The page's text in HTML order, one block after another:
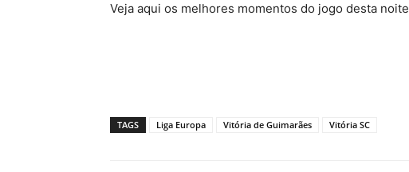
Veja aqui os melhores momentos do jogo desta noite
TAGS Liga Europa Vitória de Guimarães Vitória SC